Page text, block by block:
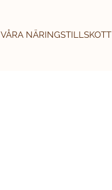
VÅRA NÄRINGSTILLSKOTT